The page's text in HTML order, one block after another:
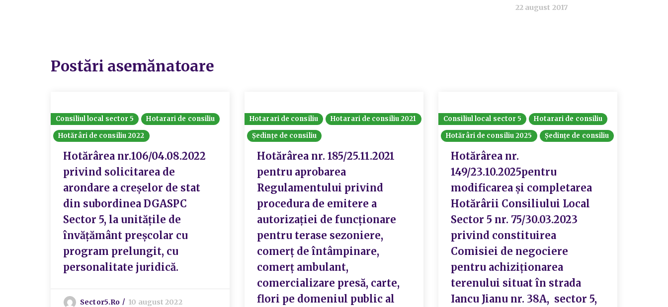
22 august 2017
Postări asemănatoare
Consiliul local sector 5
Hotarari de consiliu
Hotărâri de consiliu 2022
Hotărârea nr.106/04.08.2022
privind solicitarea de
arondare a creșelor de stat
din subordinea DGASPC
Sector 5, la unitățile de
învățământ preșcolar cu
program prelungit, cu
personalitate juridică.
Sector5.ro 10 august 2022
Hotarari de consiliu
Hotarari de consiliu 2021
Ședințe de consiliu
Hotărârea nr. 185/25.11.2021
pentru aprobarea
Regulamentului privind
procedura de emitere a
autorizației de funcționare
pentru terase sezoniere,
comerț de întâmpinare,
comerț ambulant,
comercializare presă, carte,
flori pe domeniul public al
Consiliul local sector 5
Hotarari de consiliu
Hotărâri de consiliu 2025
Ședințe de consiliu
Hotărârea nr.
149/23.10.2025pentru
modificarea și completarea
Hotărârii Consiliului Local
Sector 5 nr. 75/30.03.2023
privind constituirea
Comisiei de negociere
pentru achiziționarea
terenului situat în strada
Iancu Jianu nr. 38A, sector 5,